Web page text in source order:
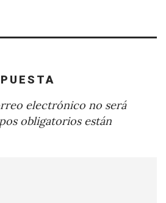
electrónico no será
obligatorios están